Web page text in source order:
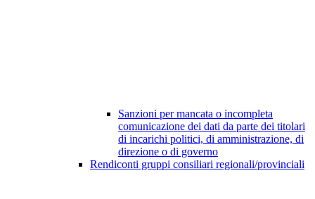
Sanzioni per mancata o incompleta
comunicazione dei dati da parte dei titolari
di incarichi politici, di amministrazione, di
direzione o di governo
Rendiconti gruppi consiliari regionali/provinciali